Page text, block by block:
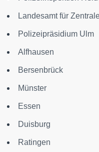
Landesamt für
Polizeipräsidium Ulm
Alfhausen
Bersenbrück
Münster
Essen
Duisburg
Ratingen